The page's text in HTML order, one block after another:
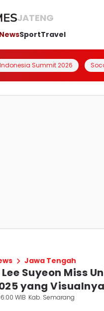
JATENG
NewsSportTravel
Indonesia Summit 2026
Jawa Tengah
Suyeon Miss
yang
WIB Kab. Semarang